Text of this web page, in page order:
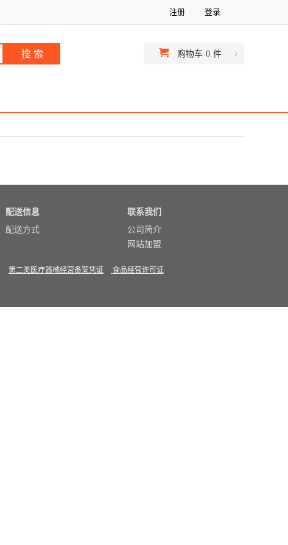
注册 登录
购物车 0 件
配送信息
配送方式
联系我们
公司简介
网站加盟
第二类医疗器械经营备案凭证 食品经营许可证